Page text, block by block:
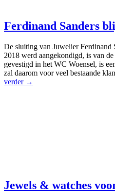
Ferdinand Sanders
De sluiting van Juwelier Ferdinand
2018 werd aangekondigd, is van
gevestigd in het WC Woensel, is
zal daarom voor veel bestaande
verder →
Jewels & watches